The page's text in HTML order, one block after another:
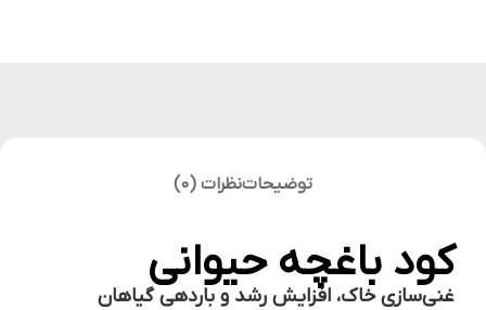
توضیحاتنظرات (0)
کود باغچه حیوانی
غنی‌سازی خاک، افزایش رشد و باردهی گیاهان